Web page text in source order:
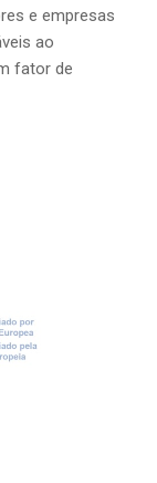
e empresas
ao
fator de